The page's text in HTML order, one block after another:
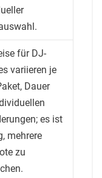
für DJ-
variieren je
Dauer
es ist
mehrere
zu